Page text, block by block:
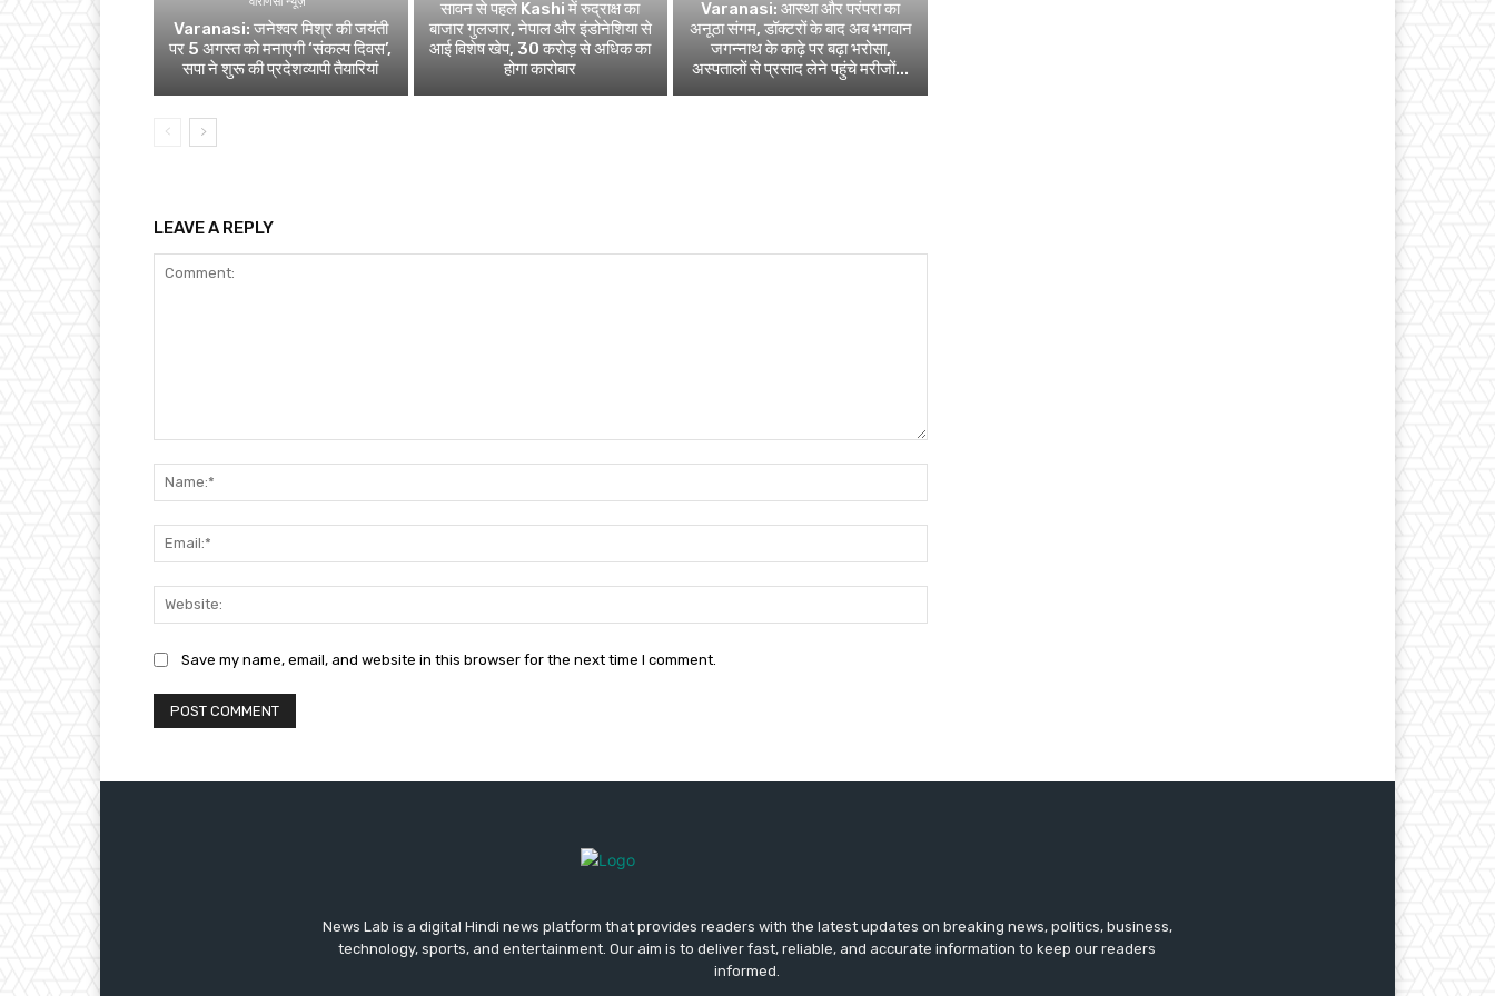
Varanasi: जनेश्वर मिश्र की जयंती
पर 5 अगस्त को मनाएगी ‘संकल्प दिवस’,
सपा ने शुरू की प्रदेशव्यापी तैयारियां
सावन से पहले Kashi में रुद्राक्ष का
बाजार गुलजार, नेपाल और इंडोनेशिया से
आई विशेष खेप, 30 करोड़ से अधिक का
होगा कारोबार
Varanasi: आस्था और परंपरा का
अनूठा संगम, डॉक्टरों के बाद अब भगवान
जगन्नाथ के काढ़े पर बढ़ा भरोसा,
अस्पतालों से प्रसाद लेने पहुंचे मरीजों...
LEAVE A REPLY
Save my name, email, and website in this browser for the next time I comment.
News Lab is a digital Hindi news platform that provides readers with the latest updates on breaking news, politics, business,
technology, sports, and entertainment. Our aim is to deliver fast, reliable, and accurate information to keep our readers
informed.